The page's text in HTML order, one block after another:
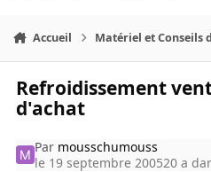
Accueil Matériel et Conseils
Refroidissement
d'achat
Par mousschumouss
le 19 septembre 200520 a